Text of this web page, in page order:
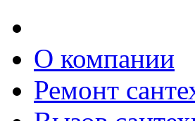
О компании
Ремонт